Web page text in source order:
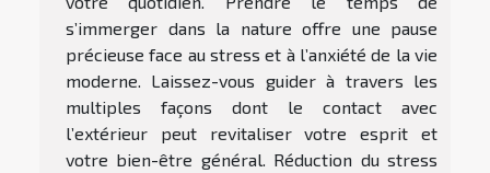
s’immerger dans la nature offre une pause
précieuse face au stress et à l’anxiété de la vie
moderne. Laissez-vous guider à travers les
multiples façons dont le contact avec
l’extérieur peut revitaliser votre esprit et
votre bien-être général. Réduction du stress